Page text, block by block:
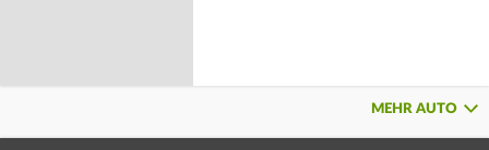
MEHR AUTO